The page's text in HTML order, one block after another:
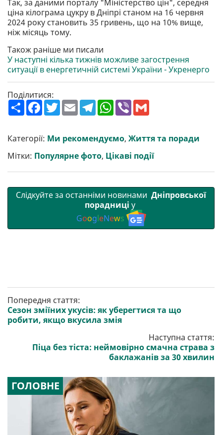
Так, за даними порталу "Міністерство цін", середня
ціна кілограма цукру в Дніпрі станом на 16 червня
2024 року становить 35 гривень, що на 10% вище,
ніж місяць тому.
Також раніше ми писали
У наступні кілька тижнів можливе загострення
ситуації в енергетичній системі України - Укренерго
Поділитися:
П
о
р
и
и
F
a
b
o
k
T
w
e
E
m
l
T
e
g
r
m
W
h
s
A
p
p
V
r l
Категорії: Ми рекомендуємо, Життя та поради
Мітки: Популярне фото, Цікаві події
Слідкуйте за останніми новинами Дніпровської
порадниці у
GoogleNews
Попередня стаття:
Сезон зміїних укусів: як уберегтися та що
робити, якщо вкусила змія
Наступна стаття:
Піца без тіста: неймовірно смачна страва з
баклажанів за 30 хвилин
ГОЛОВНЕ